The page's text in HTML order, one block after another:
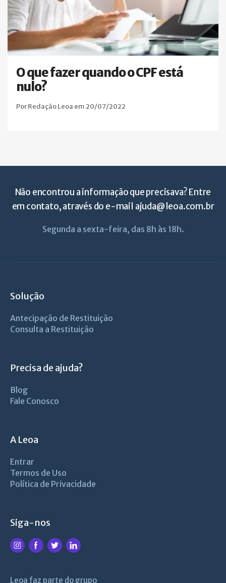
O que fazer quando o CPF está
nulo?
Por Redação Leoa em 20/07/2022
Não encontrou a informação que precisava? Entre
em contato, através do e-mail ajuda@leoa.com.br
Segunda a sexta-feira, das 8h às 18h.
Solução
Antecipação de Restituição
Consulta a Restituição
Precisa de ajuda?
Blog
Fale Conosco
A Leoa
Entrar
Termos de Uso
Política de Privacidade
Siga-nos
Leoa faz parte do grupo